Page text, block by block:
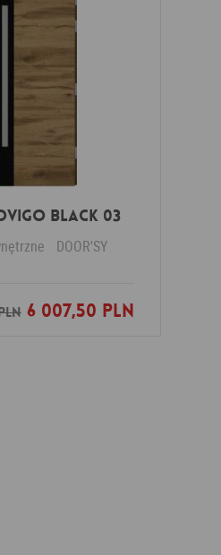
BLACK 03
DOOR'SY
6 007,50 PLN
do ulubionych